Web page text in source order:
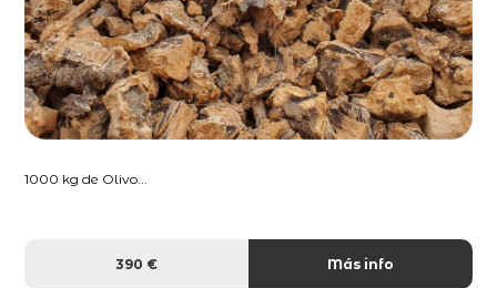
1000 kg de Olivo...
390 € Más info